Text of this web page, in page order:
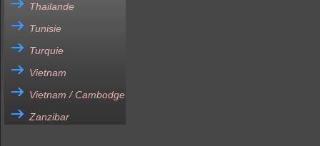
Thailande
Tunisie
Turquie
Vietnam
Vietnam / Cambodge
Zanzibar